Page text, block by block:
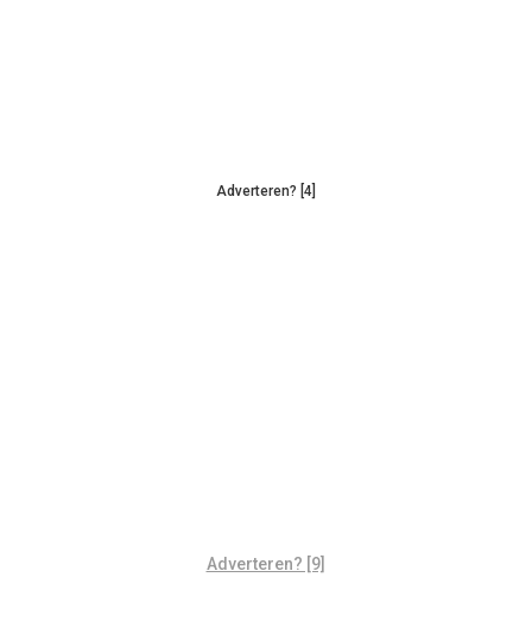
Adverteren? [4]
Adverteren? [9]